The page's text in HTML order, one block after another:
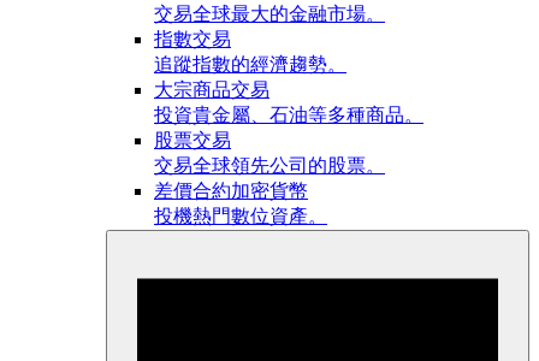
交易全球最大的金融市場。
指數交易
追蹤指數的經濟趨勢。
大宗商品交易
投資貴金屬、石油等多種商品。
股票交易
交易全球領先公司的股票。
差價合約加密貨幣
投機熱門數位資產。